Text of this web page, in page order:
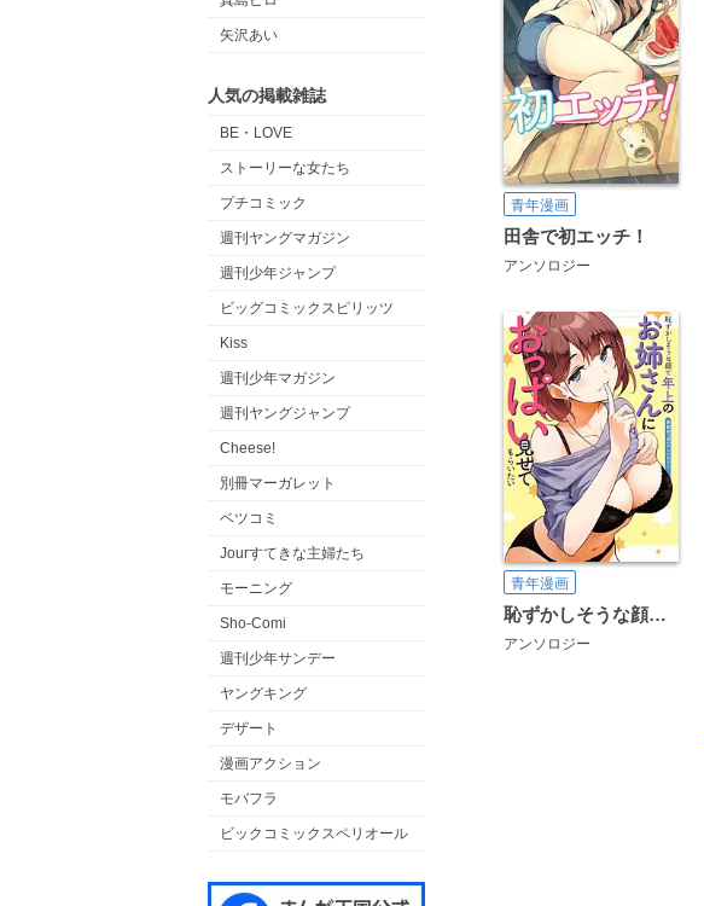
矢沢あい
人気の掲載雑誌
BE・LOVE
ストーリーな女たち
プチコミック
週刊ヤングマガジン
週刊少年ジャンプ
ビッグコミックスピリッツ
Kiss
週刊少年マガジン
週刊ヤングジャンプ
Cheese!
別冊マーガレット
ベツコミ
Jourすてきな主婦たち
モーニング
Sho-Comi
週刊少年サンデー
ヤングキング
デザート
漫画アクション
モバフラ
ビックコミックスペリオール
青年漫画
田舎で初エッチ！
アンソロジー
青年漫画
恥ずかしそうな顔で年上のお姉さんにおっぱい見せてもらいたい 赤面おっぱいアンソロジー
アンソロジー